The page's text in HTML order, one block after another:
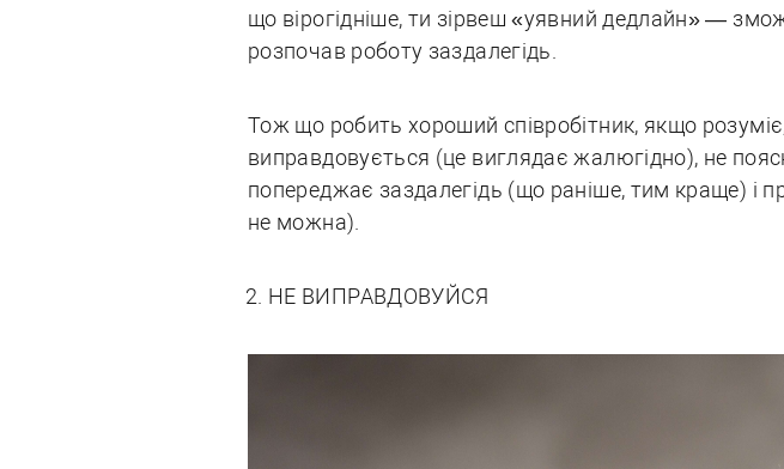
що вірогідніше, ти зірвеш «уявний дедлайн» —
розпочав роботу заздалегідь.
Тож що робить хороший співробітник, якщо
виправдовується (це виглядає жалюгідно), не
попереджає заздалегідь (що раніше, тим краще) і
не можна).
НЕ ВИПРАВДОВУЙСЯ